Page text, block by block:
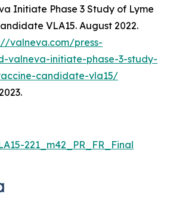
Initiate Phase 3 Study of Lyme
VLA15. August 2022.
valneva.com/press-
valneva-initiate-phase-3-study-
candidate-vla15/
221_m42_PR_FR_Final